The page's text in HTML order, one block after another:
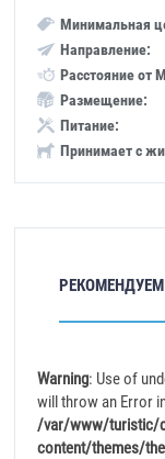
Минимальная
Направление:
Расстояние от
Размещение:
Питание:
Принимает с
Warning: Use of
will throw an Error
/var/www/turistic/
content/themes/